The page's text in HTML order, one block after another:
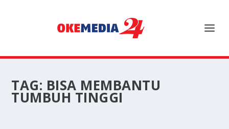
TAG: BISA MEMBANTU
TUMBUH TINGGI